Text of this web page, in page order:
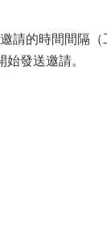
請的時間間隔
發送邀請。